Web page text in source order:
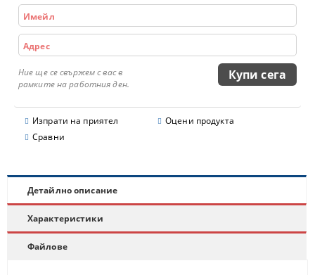
Ние ще се свържем с вас в
рамките на работния ден.
Изпрати на приятел
Оцени продукта
Сравни
Детайлно описание
Характеристики
Файлове